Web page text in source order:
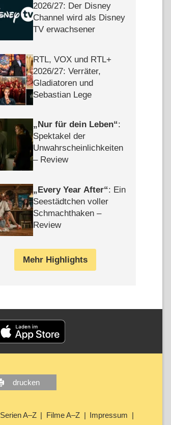
2026/​27: Der Disney
Channel wird als Disney
TV erwachsener
RTL, VOX und RTL+
2026/​27: Verräter,
Gladiatoren und
Sebastian Lege
Nur für dein Leben :
Spektakel der
Unwahrscheinlichkeiten
– Review
Every Year After : Ein
Seestädtchen voller
Schmachthaken –
Review
Mehr Highlights
drucken
Serien A–Z Filme A–Z Impressum